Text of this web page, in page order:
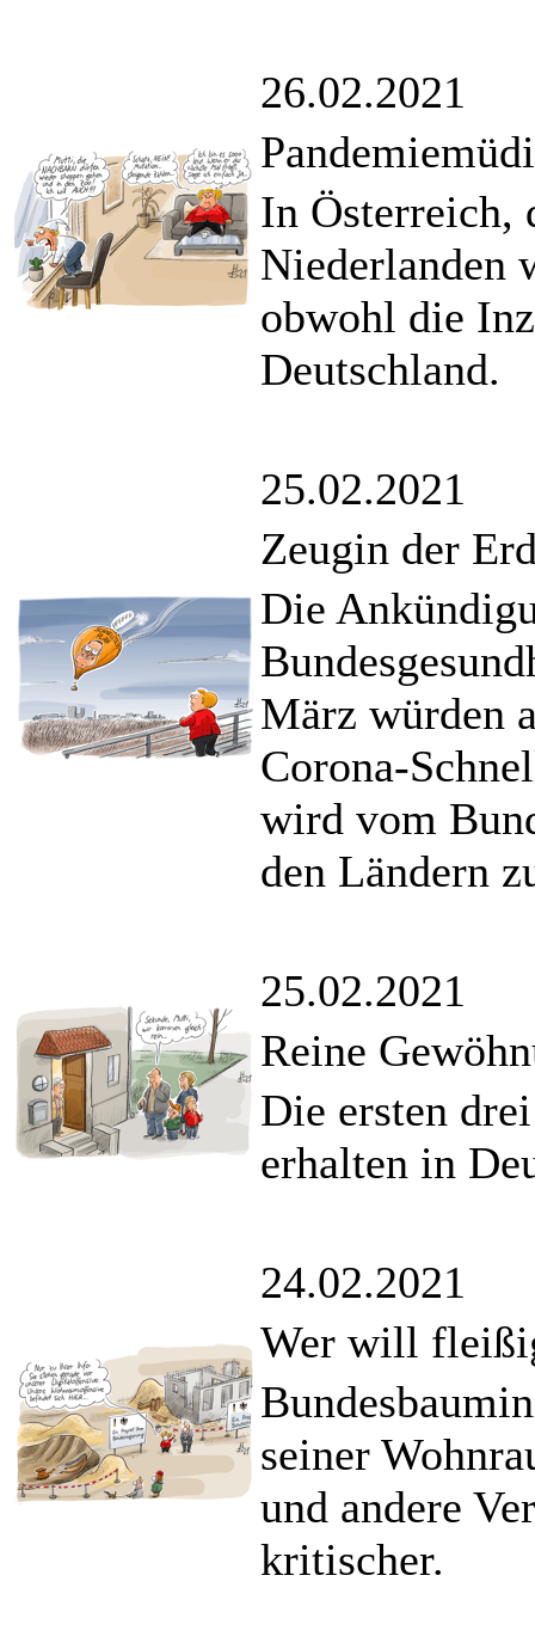
26.02.2021
In Österreich,
Niederlanden
obwohl die
Deutschland.
25.02.2021
Zeugin der
Die
März würden
Corona-
wird vom
den Ländern
25.02.2021
Reine
Die ersten
erhalten in
24.02.2021
Wer will
seiner
und andere
kritischer.